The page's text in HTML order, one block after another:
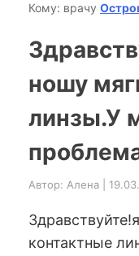
Кому: врачу
ношу
линзы.У
Автор: Алена |
контактные